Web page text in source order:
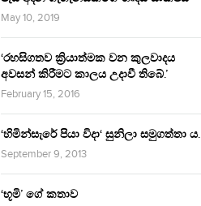
May 10, 2019
‘රහසිගතව ක්‍රියාත්මක වන කුලවාදය
අවසන් කිරීමට කාලය උදාවී තිබේ.’
February 15, 2016
‘හිමින්සැරේ පියා විදා‘ සුනිලා සමුගත්තා ය.
September 9, 2013
‘භූමි’ ගේ කතාව